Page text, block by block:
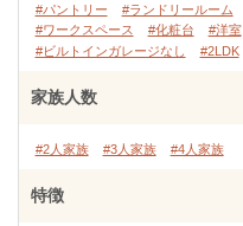
#パントリー #ランドリールーム
#ワークスペース
#化粧台 #洋室
#ビルトインガレージなし
#2LDK
家族人数
#2人家族 #3人家族 #4人家族
特徴